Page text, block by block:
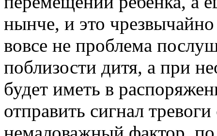
нынче, и это
вовсе не проблема
поблизости дитя, а при
будет иметь в
отправить сигнал